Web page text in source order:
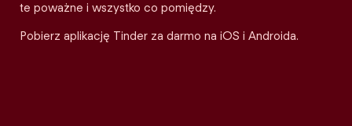
te poważne i wszystko co pomiędzy.
Pobierz aplikację Tinder za darmo na iOS i Androida.